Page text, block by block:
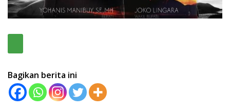
Bagikan berita ini